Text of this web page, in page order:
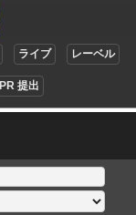
ライブ レーベル
PR 提出